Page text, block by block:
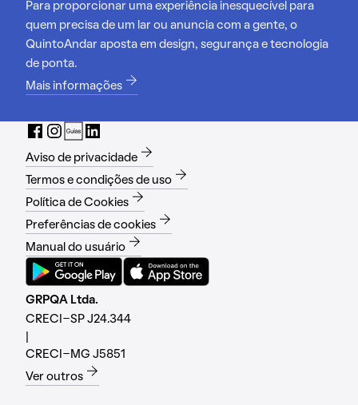
Para proporcionar uma experiência inesquecível para
quem precisa de um lar ou anuncia com a gente, o
QuintoAndar aposta em design, segurança e tecnologia
de ponta.
Mais informações
Aviso de privacidade
Termos e condições de uso
Política de Cookies
Preferências de cookies
Manual do usuário
GRPQA Ltda.
CRECI-SP J24.344
CRECI-MG J5851
Ver outros